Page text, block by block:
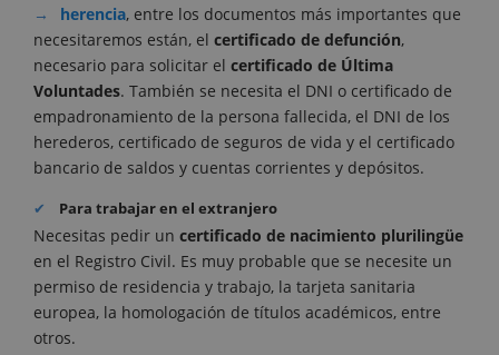
herencia, entre los documentos más importantes que
necesitaremos están, el certificado de defunción,
necesario para solicitar el certificado de Última
Voluntades. También se necesita el DNI o certificado de
empadronamiento de la persona fallecida, el DNI de los
herederos, certificado de seguros de vida y el certificado
bancario de saldos y cuentas corrientes y depósitos.
Para trabajar en el extranjero
Necesitas pedir un certificado de nacimiento plurilingüe
en el Registro Civil. Es muy probable que se necesite un
permiso de residencia y trabajo, la tarjeta sanitaria
europea, la homologación de títulos académicos, entre
otros.